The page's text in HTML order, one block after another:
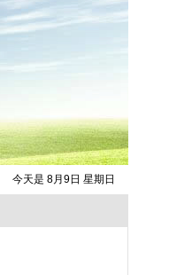
今天是 8月9日 星期日